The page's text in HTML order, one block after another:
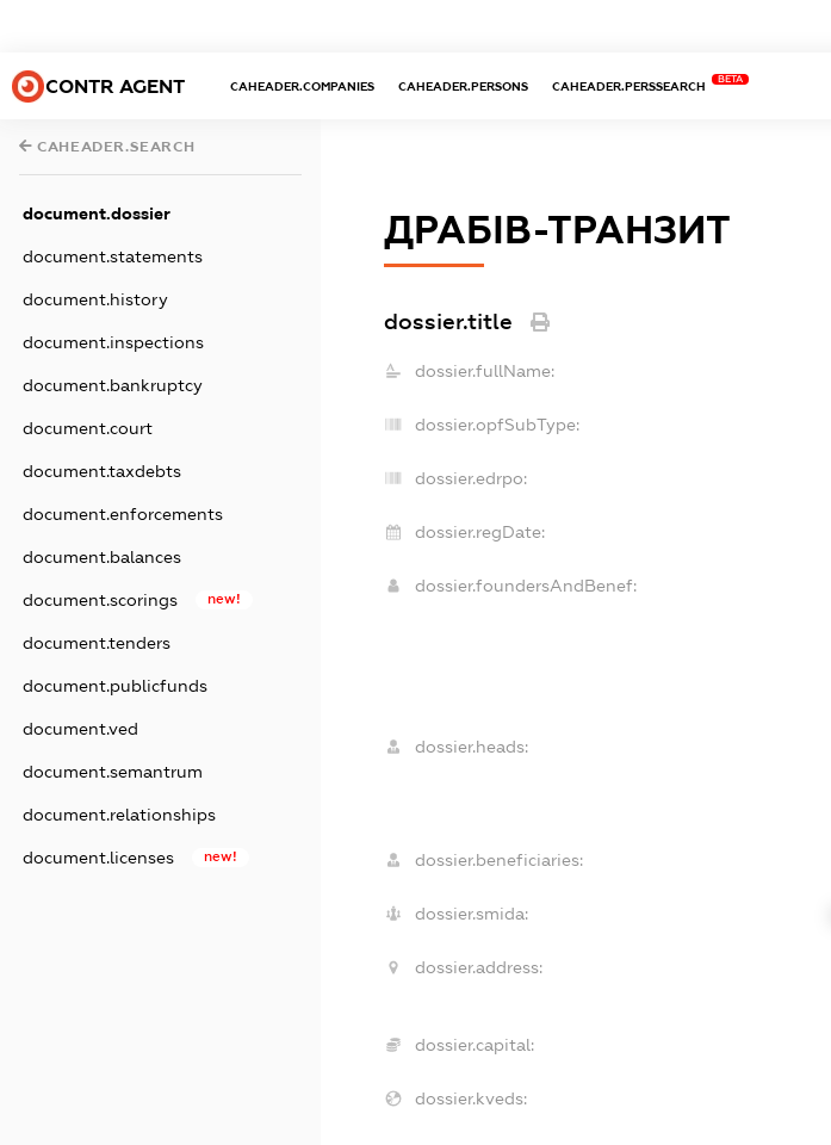
CONTR AGENT CAHEADER.COMPANIES CAHEADER.PERSONS CAHEADER.PERSSEARCH
BETA
CAHEADER.SEARCH
document.dossier
document.statements
document.history
document.inspections
document.bankruptcy
document.court
document.taxdebts
document.enforcements
document.balances
document.scorings new!
document.tenders
document.publicfunds
document.ved
document.semantrum
document.relationships
document.licenses new!
ДРАБІВ-ТРАНЗИТ
dossier.title
dossier.fullName:
dossier.opfSubType:
dossier.edrpo:
dossier.regDate:
dossier.foundersAndBenef:
dossier.heads:
dossier.beneficiaries:
dossier.smida:
dossier.address:
dossier.capital:
dossier.kveds: